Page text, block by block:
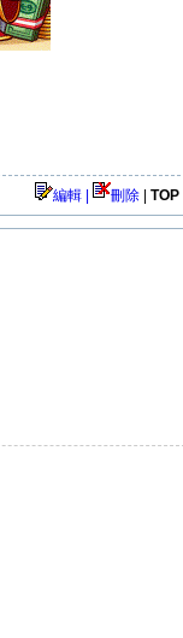
編輯 | 刪除 TOP